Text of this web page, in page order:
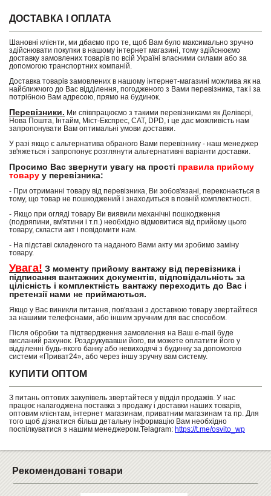
ДОСТАВКА І ОПЛАТА
Шановні клієнти, ми дбаємо про те, щоб Вам було максимально зручно
здійснювати покупки в нашому інтернет магазині, тому здійснюємо
доставку замовлених товарів по всій Україні власними силами або за
допомогою транспортних компаній.
Доставка товарів замовлених в нашому інтернет-магазині можлива як на
найближчого до Вас відділення, погодженого з Вами перевізника, так і за
потрібною Вам адресою, прямо на будинок.
Перевізники. Ми співпрацюємо з такими перевізниками як Делівері,
Нова Пошта, Інтайм, Міст-Експрес, САТ, DPD, і це дає можливість нам
запропонувати Вам оптимальні умови доставки.
У разі якщо є альтернатива обраного Вами перевізнику - наш менеджер
зв'яжеться і запропонує розглянути альтернативні варіанти доставки.
Просимо Вас звернути увагу на прості правила прийому
товару у перевізника:
- При отриманні товару від перевізника, Ви зобов'язані, переконається в
тому, що товар не пошкоджений і знаходиться в повній комплектності.
- Якщо при огляді товару Ви виявили механічні пошкодження
(подряпини, вм'ятини і т.п.) необхідно відмовитися від прийому цього
товару, скласти акт і повідомити нам.
- На підставі складеного та наданого Вами акту ми зробимо заміну
товару.
Увага! З моменту прийому вантажу від перевізника і
підписання вантажних документів, відповідальність за
цілісність і комплектність вантажу переходить до Вас і
претензії нами не приймаються.
Якщо у Вас виникли питання, пов'язані з доставкою товару звертайтеся
за нашими телефонами, або іншим зручним для вас способом.
Після обробки та підтвердження замовлення на Ваш e-mail буде
висланий рахунок. Роздрукувавши його, ви можете оплатити його у
відділенні будь-якого банку або невиходячі з будинку за допомогою
системи «Приват24», або через іншу зручну вам систему.
КУПИТИ ОПТОМ
З питань оптових закупівель звертайтеся у відділ продажів. У нас
працює налагоджена поставка з продажу і доставки наших товарів,
оптовим клієнтам, інтернет магазинам, приватним магазинам та пр. Для
того щоб дізнатися більш детальну інформацію Вам необхідно
поспілкуватися з нашим менеджером.Telagram: https://t.me/osvito_wp
Рекомендовані товари